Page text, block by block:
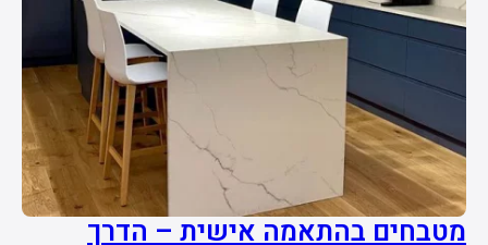
מטבחים בהתאמה אישית – הדרך